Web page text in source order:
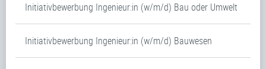
Initiativbewerbung Ingenieur:in (w/m/d) Bau oder Umwelt
Initiativbewerbung Ingenieur:in (w/m/d) Bauwesen